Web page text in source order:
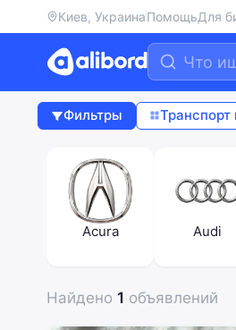
Киев, УкраинаПомощьДля
Фильтры Транспорт
Acura Audi
Найдено 1 объявлений